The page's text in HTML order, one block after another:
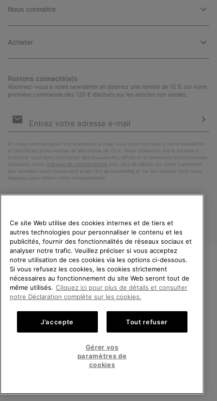
Nous connaitre
Acheter
Restons connecté(e)s
Abonnez-vous à notre newsletter et obtenez une remise de 15 % sur votre
première commande dès 120 € d’achats sur les articles non soldés.
par
En nous communiquant votre adresse e-mail, vous vous inscrivez à notre newsletter
et bénéficiez d’une remise de bienvenue de 15 %. Nous utiliserons votre adresse e-
mail pour vous tenir informé(e) des nouveautés, offres et événements promotionnels.
Consultez notre politique de confidentialité pour plus de détails sur notre traitement
des données vous concernant à des fins de marketing et sur les moyens dont vous
disposez pour retirer votre consentement.
France
©2026 SOREL. Tous droits réservés.
Conditions Générales de Vente Garanties Légales Cookies
Impressum Public CBCR
Service client: Lun - Sam de 9h à 13h et de 14h à 18h
BIENVENUE CHEZ SOREL.
VEUILLEZ SÉLECTIONNER
VOTRE PAYS DE LIVRAISON.
Achats en ligne disponibles
VOIR TOUS LES PAYS
Ce site Web utilise des cookies internes et de tiers et
autres technologies pour personnaliser le contenu et les
publicités, fournir des fonctionnalités de réseaux sociaux et
analyser notre trafic. Veuillez préciser si vous acceptez
notre utilisation de ces cookies via les options ci-dessous.
Si vous refusez les cookies, les cookies strictement
nécessaires au fonctionnement du site Web seront tout de
même utilisés. Cliquez ici pour plus de détails et consulter
notre Déclaration complète sur les cookies.
J’accepte Tout refuser
Gérer vos
paramètres de
cookies